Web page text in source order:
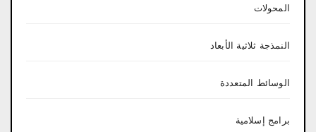
المحولات
النمذجة ثلاثية الأبعاد
الوسائط المتعددة
برامج إسلامية